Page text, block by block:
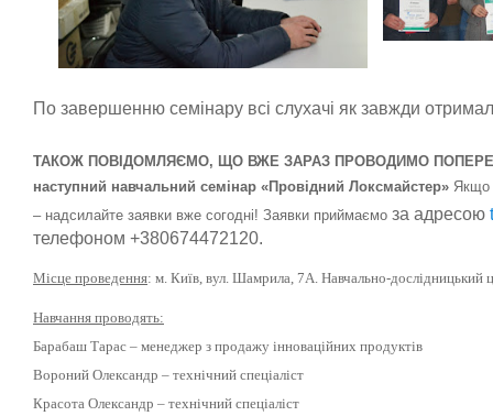
По завершенню семінару всі слухачі як завжди
ТАКОЖ ПОВІДОМЛЯЄМО, ЩО ВЖЕ ЗАРАЗ ПРОВОДИМО
наступний навчальний семінар «Провідний Локсмайстер» Якщо
– надсилайте заявки вже согодні! Заявки приймаємо за адресою
телефоном +380674472120.
Місце проведення: м. Київ, вул. Шамрила, 7А. Навчально-дослідницький
Навчання проводять:
Барабаш Тарас – менеджер з продажу інноваційних продуктів
Вороний Олександр – технічний спеціаліст
Красота Олександр – технічний спеціаліст